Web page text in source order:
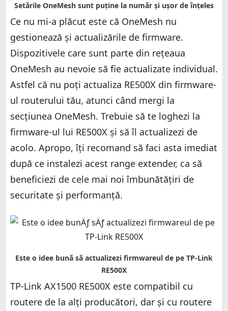
Ce nu mi-a plăcut este că OneMesh nu
gestionează și actualizările de firmware.
Dispozitivele care sunt parte din rețeaua
OneMesh au nevoie să fie actualizate individual.
Astfel că nu poți actualiza RE500X din firmware-
ul routerului tău, atunci când mergi la
secțiunea OneMesh. Trebuie să te loghezi la
firmware-ul lui RE500X și să îl actualizezi de
acolo. Apropo, îți recomand să faci asta imediat
după ce instalezi acest range extender, ca să
beneficiezi de cele mai noi îmbunătățiri de
securitate și performanță.
TP-Link AX1500 RE500X este compatibil cu
routere de la alți producători, dar și cu routere